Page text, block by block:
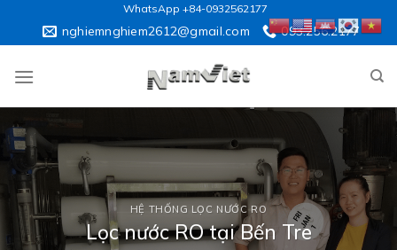
WhatsApp +84-0932562177
nghiemnghiem2612@gmail.com 093.256.2177
HỆ THỐNG LỌC NƯỚC RO
Lọc nước RO tại Bến Tre